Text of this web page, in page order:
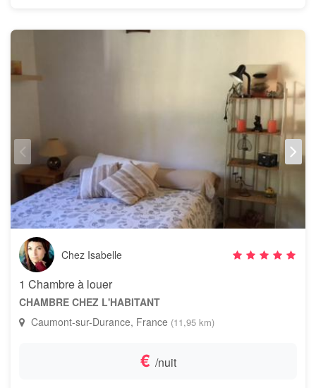
Chez Isabelle
1 Chambre à louer
CHAMBRE CHEZ L'HABITANT
Caumont-sur-Durance, France (11,95 km)
€ /nuit